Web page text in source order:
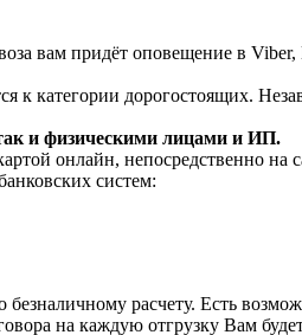
вам придёт оповещение в
к категории дорогостоящих.
и физическими лицами и ИП.
онлайн, непосредственно на
систем:
расчету. Есть
на каждую отгрузку Вам